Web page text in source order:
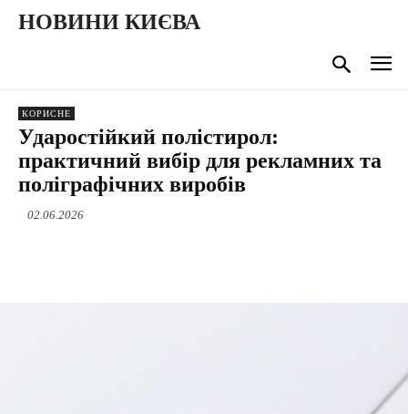
НОВИНИ КИЄВА
КОРИСНЕ
Ударостійкий полістирол:
практичний вибір для рекламних та
поліграфічних виробів
02.06.2026